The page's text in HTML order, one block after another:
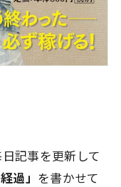
記事を更新して
過」 を書かせて